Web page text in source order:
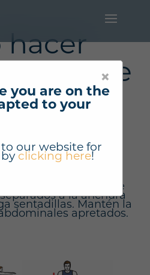
×
you are on the
to your
our website for
clicking here!
hacer
libre
elástica alrededor de
a la anchura
sentadillas. Mantén la
apretados.